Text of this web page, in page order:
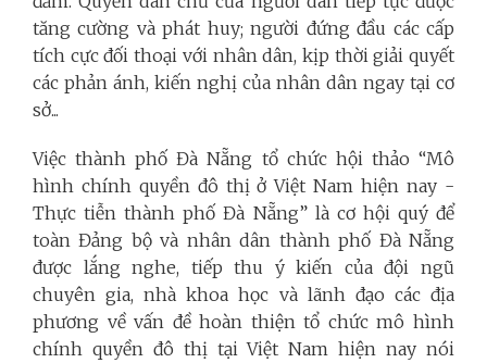
tăng cường và phát huy; người đứng đầu các cấp
tích cực đối thoại với nhân dân, kịp thời giải quyết
các phản ánh, kiến nghị của nhân dân ngay tại cơ
sở...
Việc thành phố Đà Nẵng tổ chức hội thảo “Mô
hình chính quyền đô thị ở Việt Nam hiện nay -
Thực tiễn thành phố Đà Nẵng” là cơ hội quý để
toàn Đảng bộ và nhân dân thành phố Đà Nẵng
được lắng nghe, tiếp thu ý kiến của đội ngũ
chuyên gia, nhà khoa học và lãnh đạo các địa
phương về vấn đề hoàn thiện tổ chức mô hình
chính quyền đô thị tại Việt Nam hiện nay nói